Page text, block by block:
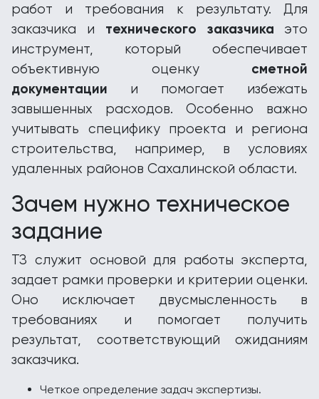
работ и требования к результату. Для
заказчика и технического заказчика это
инструмент, который обеспечивает
объективную оценку сметной
документации и помогает избежать
завышенных расходов. Особенно важно
учитывать специфику проекта и региона
строительства, например, в условиях
удаленных районов Сахалинской области.
Зачем нужно техническое
задание
ТЗ служит основой для работы эксперта,
задает рамки проверки и критерии оценки.
Оно исключает двусмысленность в
требованиях и помогает получить
результат, соответствующий ожиданиям
заказчика.
Четкое определение задач экспертизы.